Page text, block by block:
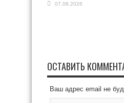
07.08.2026
ОСТАВИТЬ
Ваш адрес email не